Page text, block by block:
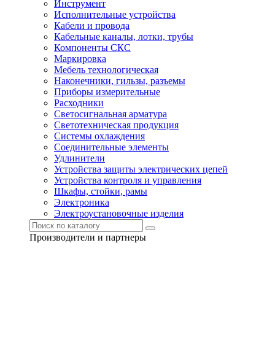
Инструмент
Исполнительные устройства
Кабели и провода
Кабельные каналы, лотки, трубы
Компоненты СКС
Маркировка
Мебель технологическая
Наконечники, гильзы, разъемы
Приборы измерительные
Расходники
Светосигнальная арматура
Светотехническая продукция
Системы охлаждения
Соединительные элементы
Удлинители
Устройства защиты электрических цепей
Устройства контроля и управления
Шкафы, стойки, рамы
Электроника
Электроустановочные изделия
Производители и партнеры